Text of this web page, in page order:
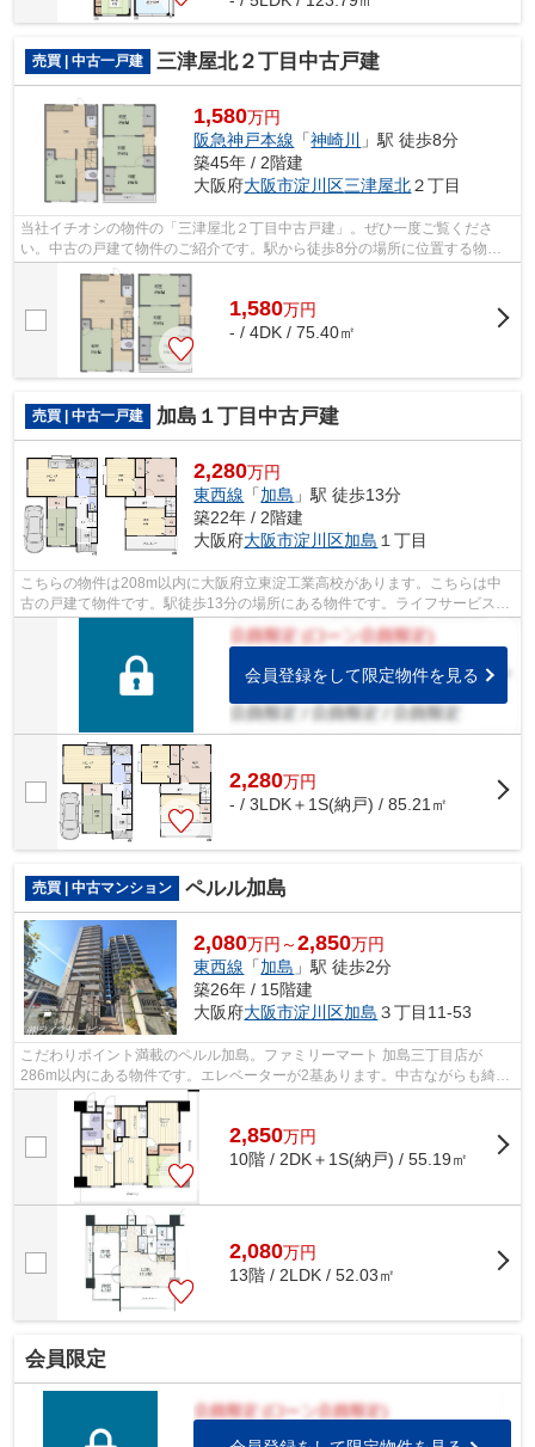
売買 | 中古一戸建 三津屋北２丁目中古戸建
1,580万円
阪急神戸本線 「神崎川
」駅 徒歩8分
築45年 / 2階建
大阪府大阪市淀川区三津屋北２丁目
当社イチオシの物件の「三津屋北２丁目中古戸建」。ぜひ一度ご覧くださ
い。中古の戸建て物件のご紹介です。駅から徒歩8分の場所に位置する物件
1,580万円
- / 4DK / 75.40㎡
売買 | 中古一戸建 加島１丁目中古戸建
2,280万円
東西線 「加島 」駅 徒歩13分
築22年 / 2階建
大阪府大阪市淀川区加島 １丁目
こちらの物件は208m以内に大阪府立東淀工業高校があります。こちらは中
古の戸建て物件です。駅徒歩13分の場所にある物件です。ライフサービスが
お届けします、東西線加島周辺の物件情...
会員登録をして限定物件を見る
2,280万円
- / 3LDK＋1S(納戸) / 85.21㎡
売買 | 中古マンション ペルル加島
2,080万円～2,850万円
東西線 「加島 」駅 徒歩2分
築26年 / 15階建
大阪府大阪市淀川区加島 ３丁目11-53
こだわりポイント満載のペルル加島。ファミリーマート 加島三丁目店が
286m以内にある物件です。エレベーターが2基あります。中古ながらも綺麗
な室内と魅力的な住環境のマンションです...
2,850万円
10階 / 2DK＋1S(納戸) / 55.19㎡
2,080万円
13階 / 2LDK / 52.03㎡
会員限定